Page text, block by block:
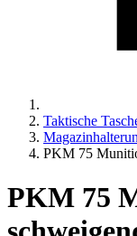
Taktische
PKM 75
PKM 75